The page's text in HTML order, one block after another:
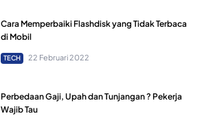
Cara Memperbaiki Flashdisk yang Tidak Terbaca
di Mobil
TECH 22 Februari 2022
Perbedaan Gaji, Upah dan Tunjangan ? Pekerja
Wajib Tau